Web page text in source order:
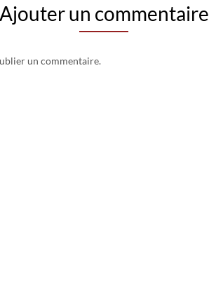
Ajouter un commentaire
un commentaire.